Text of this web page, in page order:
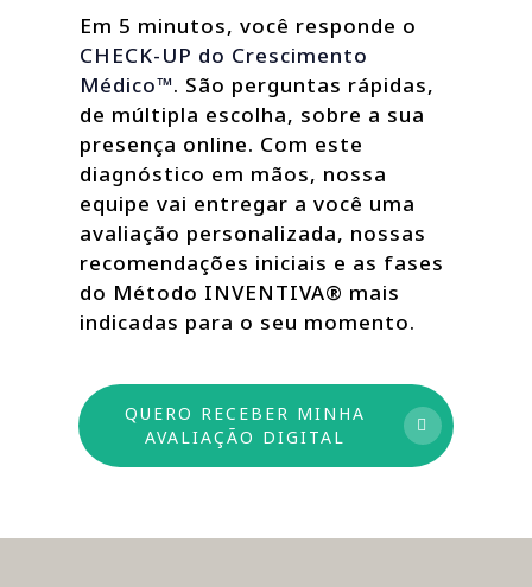
Em 5 minutos, você responde o
CHECK-UP do Crescimento
Médico™. São perguntas rápidas,
de múltipla escolha, sobre a sua
presença online. Com este
diagnóstico em mãos, nossa
equipe vai entregar a você uma
avaliação personalizada, nossas
recomendações iniciais e as fases
do Método INVENTIVA® mais
indicadas para o seu momento.
QUERO RECEBER MINHA
AVALIAÇÃO DIGITAL